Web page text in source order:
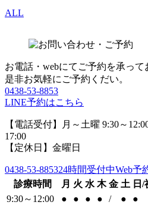
ALL
お電話・webにてご予約を承って
是非お気軽にご予約くだい。
0438-53-8853
LINE予約はこちら
【電話受付】月～土曜 9:30～
17:00
【定休日】金曜日
0438-53-885324時間受付中Web予
診療時間
月 火 水 木 金 土 日/
9:30～12:00
● ● ● ● / ●
●